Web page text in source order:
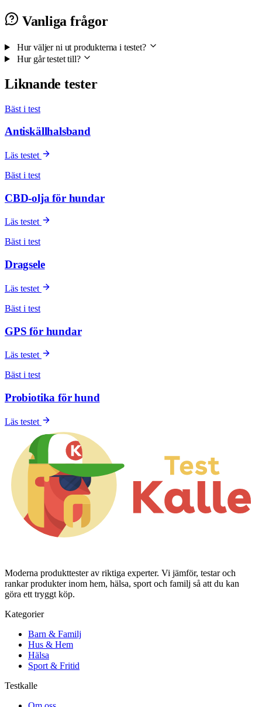
Vanliga frågor
Hur väljer ni ut produkterna i testet?
Hur går testet till?
Liknande tester
Bäst i test
Antiskällhalsband
Läs testet
Bäst i test
CBD-olja för hundar
Läs testet
Bäst i test
Dragsele
Läs testet
Bäst i test
GPS för hundar
Läs testet
Bäst i test
Probiotika för hund
Läs testet
Moderna produkttester av riktiga experter. Vi jämför, testar och
rankar produkter inom hem, hälsa, sport och familj så att du kan
göra ett tryggt köp.
Kategorier
Barn & Familj
Hus & Hem
Hälsa
Sport & Fritid
Testkalle